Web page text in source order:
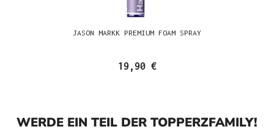
JASON MARKK PREMIUM FOAM SPRAY
19,90 €
WERDE EIN TEIL DER TOPPERZFAMILY!